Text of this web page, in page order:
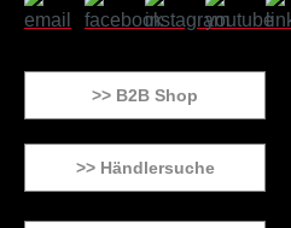
>> B2B Shop
>> Händlersuche